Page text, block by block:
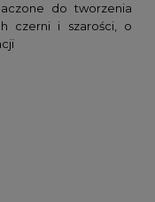
do tworzenia
czerni i szarości, o